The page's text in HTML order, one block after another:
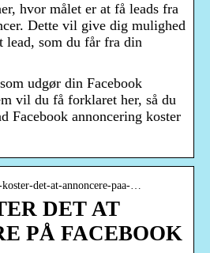
hvor målet er at få leads fra
Dette vil give dig mulighed
lead, som du får fra din
udgør din Facebook
vil du få forklaret her, så du
Facebook annoncering koster
det-at-annoncere-paa-…
DET AT
PÅ FACEBOOK